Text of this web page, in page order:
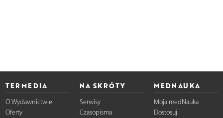
TERMEDIA
O Wydawnictwie
Oferty
NA SKRÓTY
Serwisy
Czasopisma
MEDNAUKA
Moja medNauka
Dostosuj